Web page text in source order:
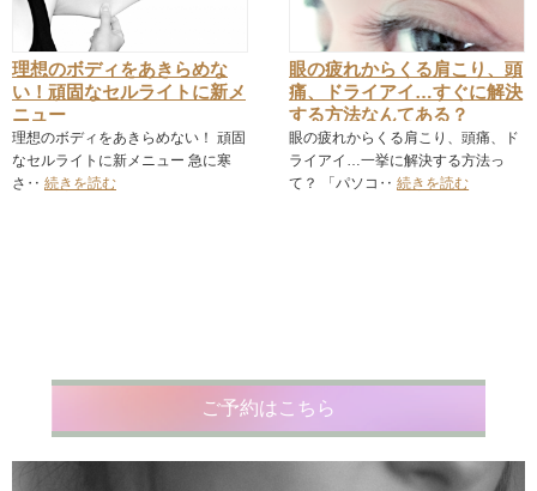
眼の疲れからくる肩こり、頭
痛、ドライアイ…すぐに解決
する方法なんてある？
眼の疲れからくる肩こり、頭痛、ド
ライアイ…一挙に解決する方法っ
て？ 「パソコ‥続きを読む
理想のボディをあきらめな
い！頑固なセルライトに新メ
ニュー
理想のボディをあきらめない！ 頑固
なセルライトに新メニュー 急に寒
さ‥ 続きを読む
ご予約はこちら